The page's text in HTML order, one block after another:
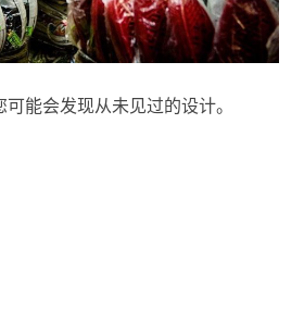
能会发现从未见过的设计。